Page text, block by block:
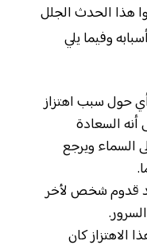
هذا الحدث الجلل
وفيما يلي
حول سبب اهتزاز
السعادة
السماء ويرجع
قدوم شخص لأخر
الاهتزاز كان